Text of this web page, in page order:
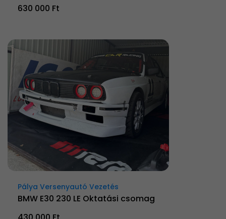
630 000 Ft
Pálya Versenyautó Vezetés
BMW E30 230 LE Oktatási csomag